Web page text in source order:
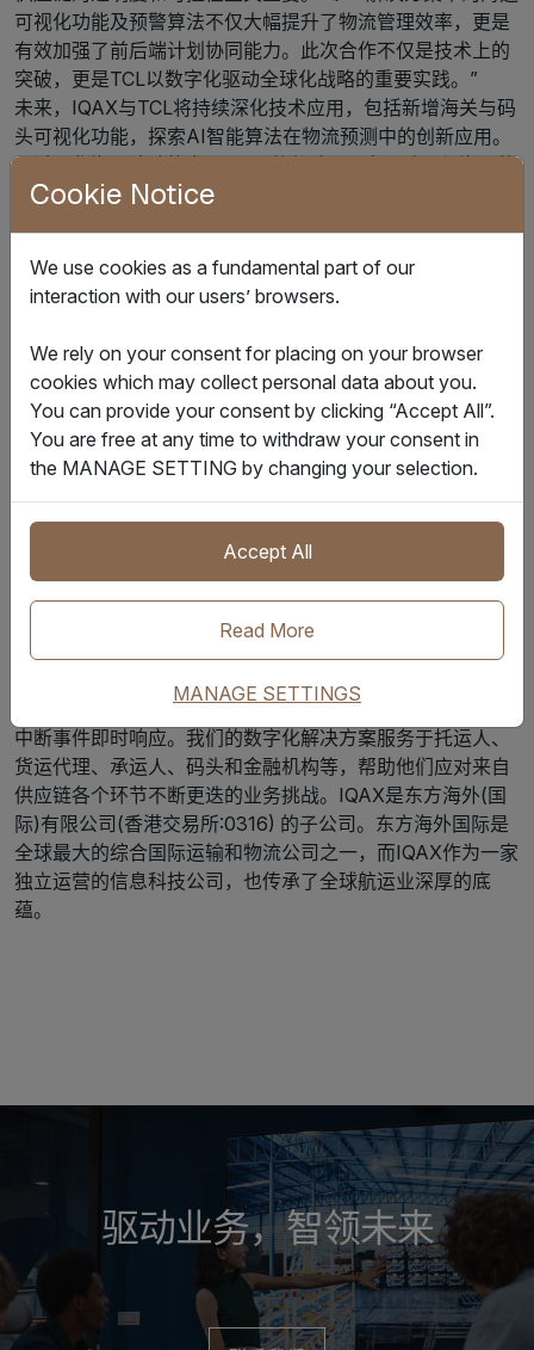
可视化功能及预警算法不仅大幅提升了物流管理效率，更是
有效加强了前后端计划协同能力。此次合作不仅是技术上的
突破，更是TCL以数字化驱动全球化战略的重要实践。”
未来，IQAX与TCL将持续深化技术应用，包括新增海关与码
头可视化功能，探索AI智能算法在物流预测中的创新应用。
通过强化海运追踪能力，IQAX将帮助TCL实现陆运与海运的
全链路数据贯通，为供应链的精细化管理提供强大支撑。
关于TCL
TCL创立于1981年，前身为中国首批13家合资企业之一
「TTK家庭电器(惠州)有限公司」，最初从事磁带的生产制
造，到布局智能终端产品以及新能源等领域，业务范围不断
拓展。2019年，TCL完成资产重组，拆分为TCL科技集团股
份有限公司（简称“TCL科技” ）和TCL实业控股股份有限公
司（简称“TCL实业”）。TCL实业聚焦智能终端产品及服
IQAX是一家国际信息科技公司，基于区块链、物联网、数字
案来推动行业向前发展，促进海量数据的存取，并对供应链
中断事件即时响应。我们的数字化解决方案服务于托运人、
货运代理、承运人、码头和金融机构等，帮助他们应对来自
供应链各个环节不断更迭的业务挑战。IQAX是东方海外(国
际)有限公司(香港交易所:0316) 的子公司。东方海外国际是
全球最大的综合国际运输和物流公司之一，而IQAX作为一家
独立运营的信息科技公司，也传承了全球航运业深厚的底
蕴。
驱动业务，智领未来
Cookie Notice
We use cookies as a fundamental part of our
interaction with our users’ browsers.
We rely on your consent for placing on your browser
cookies which may collect personal data about you.
You can provide your consent by clicking “Accept All”.
You are free at any time to withdraw your consent in
the MANAGE SETTING by changing your selection.
Accept All
Read More
MANAGE SETTINGS